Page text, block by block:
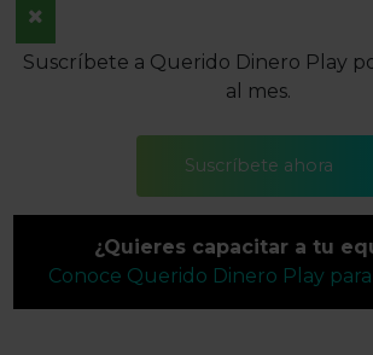
Suscríbete a Querido Dinero Play
al mes.
Suscríbete ahora
¿Quieres capacitar a tu
Conoce Querido Dinero Play
AVISO DE
TÉRMINOS Y
©2022 QUERIDO DINERO S.A. DE
DERECHOS